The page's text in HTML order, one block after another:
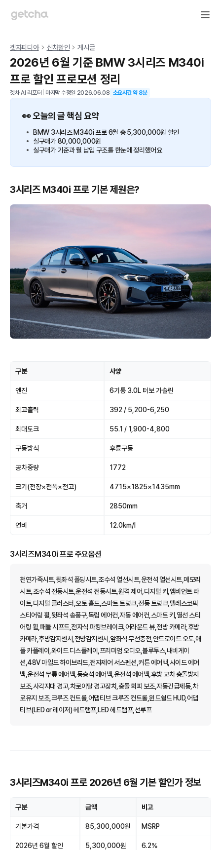
겟차피디아 신차할인 게시글
2026년 6월 기준 BMW 3시리즈 M340i
프로 할인 프로모션 정리
겟차 AI 리포터 마지막 수정일 2026.06.08 소요시간 약8분
👀 오늘의 글 핵심 요약
BMW 3시리즈 M340i 프로 6월 총 5,300,000원 할인
실구매가 80,000,000원
실구매가 기준과 월 납입 구조를 한눈에 정리했어요
3시리즈 M340i 프로 기본 제원은?
구분 사양
엔진 6기통 3.0L 터보 가솔린
최고출력 392 / 5,200-6,250
최대토크 55.1 / 1,900-4,800
구동방식 후륜구동
공차중량 1772
크기(전장×전폭×전고) 4715×1825×1435mm
축거 2850mm
연비 12.0km/l
3시리즈M340i 프로 주요옵션
천연가죽시트,뒷좌석 폴딩시트,조수석 열선시트,운전석 열선시트,메모리
시트,조수석 전동시트,운전석 전동시트,원격 제어,디지털 키,앰비언트 라
이트,디지털 클러스터,오토 홀드,스마트 트렁크,전동 트렁크,텔레스코픽
스티어링 휠,뒷좌석 송풍구,독립 에어컨,자동 에어컨,스마트 키,열선 스티
어링 휠,패들 시프트,전자식 파킹브레이크,어라운드 뷰,전방 카메라,후방
카메라,후방감지센서,전방감지센서,앞좌석 무선충전,안드로이드 오토,애
플 카플레이,와이드 디스플레이,프리미엄 오디오,블루투스,내비게이
션,48V 마일드 하이브리드,전자제어 서스펜션,커튼 에어백,사이드 에어
백,운전석 무릎 에어백,동승석 에어백,운전석 에어백,후방 교차 충돌방지
보조,사각지대 경고,차로이탈 경고장치,충돌 회피 보조,자동긴급제동,차
로유지 보조,크루즈 컨트롤,어댑티브 크루즈 컨트롤,윈드쉴드 HUD,어댑
티브(LED or 레이저) 헤드램프,LED 헤드램프,선루프
3시리즈M340i 프로 2026년 6월 기본 할인가 정보
구분 금액 비고
기본가격 85,300,000원 MSRP
2026년 6월 할인 5,300,000원 6.2%